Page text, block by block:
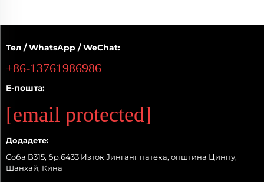
Тел / WhatsApp / WeChat:
+86-13761986986
Е-пошта:
[email protected]
Додадете:
Соба B315, бр.6433 Изток Јинганг патека, општина Цинпу,
Шанхай, Кина